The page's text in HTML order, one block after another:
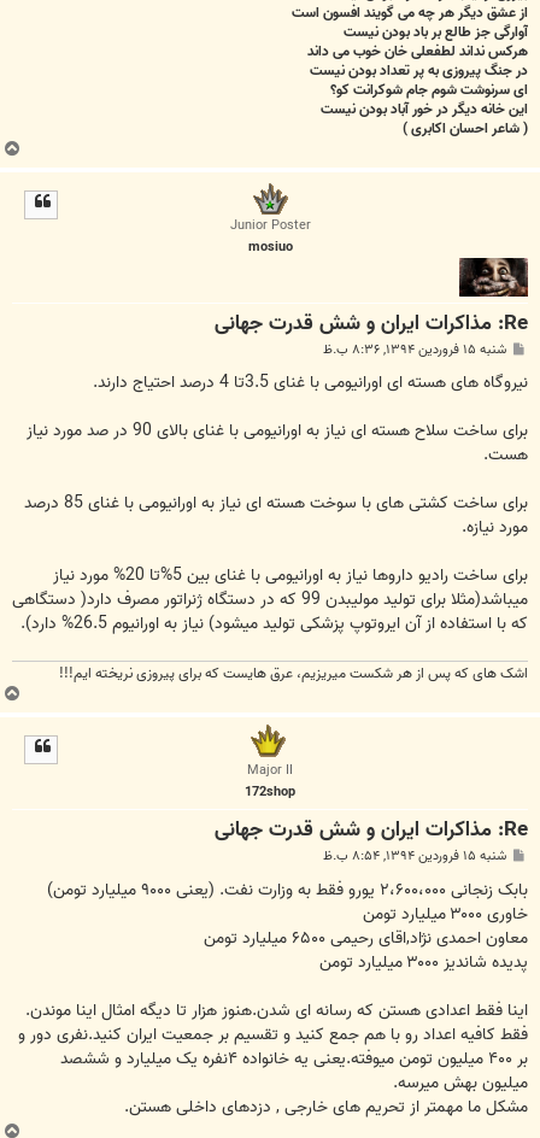
از عشق دیگر هر چه می گویند افسون است
آوارگی جز طالع بر باد بودن نیست
هرکس نداند لطفعلی خان خوب می داند
در جنگ پیروزی به پر تعداد بودن نیست
ای سرنوشت شوم جام شوکرانت کو؟
این خانه دیگر در خور آباد بودن نیست
( شاعر احسان اکابری )
ب
ا
Junior Poster
mosiuo
Re: مذاکرات ایران و شش قدرت جهانی
پ
ت
شنبه ۱۵ فروردین ۱۳۹۴, ۸:۳۶ ب.ظ
نیروگاه های هسته ای اورانیومی با غنای 3.5تا 4 درصد احتیاج دارند.
برای ساخت سلاح هسته ای نیاز به اورانیومی با غنای بالای 90 در صد مورد نیاز
هست.
برای ساخت کشتی های با سوخت هسته ای نیاز به اورانیومی با غنای 85 درصد
مورد نیازه.
برای ساخت رادیو داروها نیاز به اورانیومی با غنای بین 5%تا 20% مورد نیاز
میباشد(مثلا برای تولید مولیبدن 99 که در دستگاه ژنراتور مصرف دارد( دستگاهی
که با استفاده از آن ایروتوپ پزشکی تولید میشود) نیاز به اورانیوم 26.5% دارد).
اشک های که پس از هر شکست میریزیم، عرق هایست که برای پیروزی نریخته ایم!!!
ب
ا
Major II
172shop
Re: مذاکرات ایران و شش قدرت جهانی
پ
ت
شنبه ۱۵ فروردین ۱۳۹۴, ۸:۵۴ ب.ظ
بابک زنجانی ۲،۶۰۰،۰۰۰ یورو فقط به وزارت نفت. (یعنی ۹۰۰۰ میلیارد تومن)
خاوری ۳۰۰۰ میلیارد تومن
معاون احمدی نژاد,اقای رحیمی ۶۵۰۰ میلیارد تومن
پدیده شاندیز ۳۰۰۰ میلیارد تومن
اینا فقط اعدادی هستن که رسانه ای شدن.هنوز هزار تا دیگه امثال اینا موندن.
فقط کافیه اعداد رو با هم جمع کنید و تقسیم بر جمعیت ایران کنید.نفری دور و
بر ۴۰۰ میلیون تومن میوفته.یعنی یه خانواده ۴نفره یک میلیارد و ششصد
میلیون بهش میرسه.
مشکل ما مهمتر از تحریم های خارجی , دزدهای داخلی هستن.
ب